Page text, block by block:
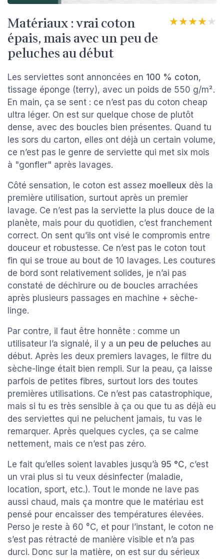
Matériaux : vrai coton
épais, mais avec un peu de
peluches au début
★★★★★
★★★★★
Les serviettes sont annoncées en 100 % coton,
tissage éponge (terry), avec un poids de 550 g/m².
En main, ça se sent : ce n’est pas du coton cheap
ultra léger. On est sur quelque chose de plutôt
dense, avec des boucles bien présentes. Quand tu
les sors du carton, elles ont déjà un certain volume,
ce n’est pas le genre de serviette qui met six mois
à "gonfler" après lavages.
Côté sensation, le coton est assez moelleux dès la
première utilisation, surtout après un premier
lavage. Ce n’est pas la serviette la plus douce de la
planète, mais pour du quotidien, c’est franchement
correct. On sent qu’ils ont visé le compromis entre
douceur et robustesse. Ce n’est pas le coton tout
fin qui se troue au bout de 10 lavages. Les coutures
de bord sont relativement solides, je n’ai pas
constaté de déchirure ou de boucles arrachées
après plusieurs passages en machine + sèche-
linge.
Par contre, il faut être honnête : comme un
utilisateur l’a signalé, il y a un peu de peluches au
début. Après les deux premiers lavages, le filtre du
sèche-linge était bien rempli. Sur la peau, ça laisse
parfois de petites fibres, surtout lors des toutes
premières utilisations. Ce n’est pas catastrophique,
mais si tu es très sensible à ça ou que tu as déjà eu
des serviettes qui ne peluchent jamais, tu vas le
remarquer. Après quelques cycles, ça se calme
nettement, mais ce n’est pas zéro.
Le fait qu’elles soient lavables jusqu’à 95 °C, c’est
un vrai plus si tu veux désinfecter (maladie,
location, sport, etc.). Tout le monde ne lave pas
aussi chaud, mais ça montre que le matériau est
pensé pour encaisser des températures élevées.
Perso je reste à 60 °C, et pour l’instant, le coton ne
s’est pas rétracté de manière visible et n’a pas
durci. Donc sur la matière, on est sur du sérieux